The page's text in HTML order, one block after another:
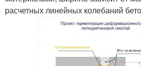
расчетных линейных колебаний